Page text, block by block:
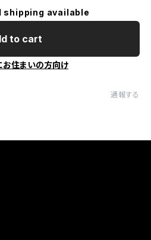
available
to cart
お住まいの方向け
通報する